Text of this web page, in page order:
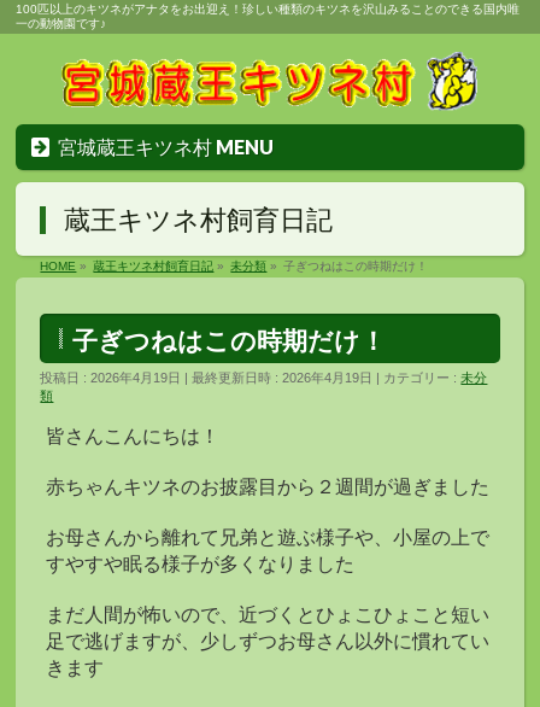
100匹以上のキツネがアナタをお出迎え！珍しい種類のキツネを沢山みることのできる国内唯
一の動物園です♪
宮城蔵王キツネ村 MENU
蔵王キツネ村飼育日記
HOME » 蔵王キツネ村飼育日記 » 未分類 » 子ぎつねはこの時期だけ！
子ぎつねはこの時期だけ！
投稿日 : 2026年4月19日 最終更新日時 : 2026年4月19日 カテゴリー :未分
類
皆さんこんにちは！
赤ちゃんキツネのお披露目から２週間が過ぎました
お母さんから離れて兄弟と遊ぶ様子や、小屋の上で
すやすや眠る様子が多くなりました
まだ人間が怖いので、近づくとひょこひょこと短い
足で逃げますが、少しずつお母さん以外に慣れてい
きます